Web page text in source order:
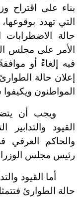
بناء على اقتراح
التي تهدد
حالة الاضطرابات
الأمر على مجلس
فيه إلغاءً أو
إعلان حالة
المواطنون
ويجب أن
القيود
والحاكم العرفي
رئيس مجلس الوزراء
أما القيود
حالة الطوارئ